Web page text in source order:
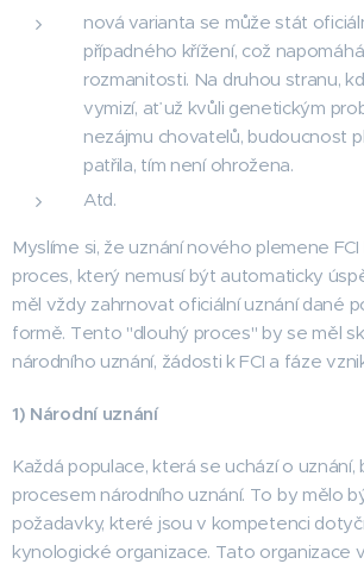
nová varianta se může stát
případného křížení, což
rozmanitosti. Na druhou stranu,
vymizí, ať už kvůli genetickým
nezájmu chovatelů, budoucnost
patřila, tím není ohrožena.
Atd.
Myslíme si, že uznání nového plemene
proces, který nemusí být automaticky
měl vždy zahrnovat oficiální uznání dané
formě. Tento "dlouhý proces" by se měl
národního uznání, žádosti k FCI a fáze
1) Národní uznání
Každá populace, která se uchází o uznání,
procesem národního uznání. To by mělo
požadavky, které jsou v kompetenci
kynologické organizace. Tato organizace